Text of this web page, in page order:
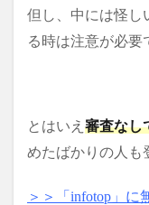
但し、中には怪し
る時は注意が必要
とはいえ 審査なし
めたばかりの人も
＞ ＞「infotop」に